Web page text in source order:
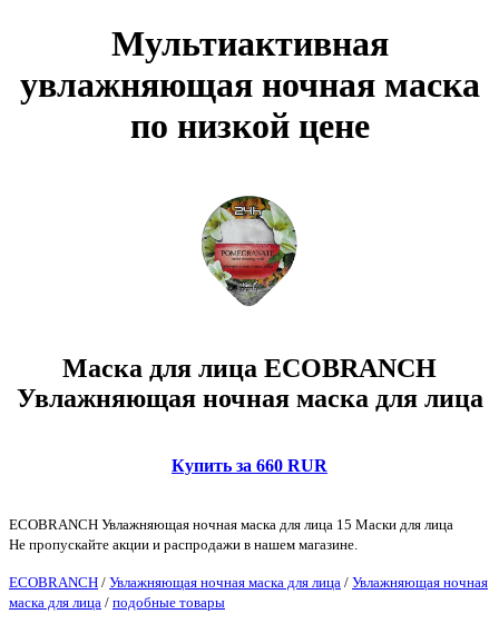
Мультиактивная
увлажняющая ночная маска
по низкой цене
Маска для лица ECOBRANCH
Увлажняющая ночная маска для лица
Купить за 660 RUR
ECOBRANCH Увлажняющая ночная маска для лица 15 Маски для лица
Не пропускайте акции и распродажи в нашем магазине.
ECOBRANCH / Увлажняющая ночная маска для лица / Увлажняющая ночная
маска для лица / подобные товары